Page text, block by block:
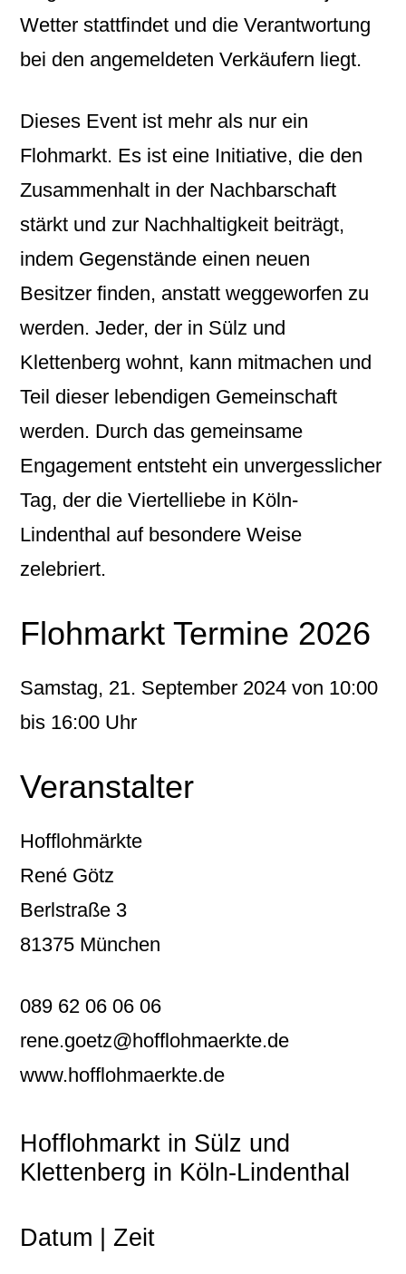
Wetter stattfindet und die Verantwortung
bei den angemeldeten Verkäufern liegt.
Dieses Event ist mehr als nur ein
Flohmarkt. Es ist eine Initiative, die den
Zusammenhalt in der Nachbarschaft
stärkt und zur Nachhaltigkeit beiträgt,
indem Gegenstände einen neuen
Besitzer finden, anstatt weggeworfen zu
werden. Jeder, der in Sülz und
Klettenberg wohnt, kann mitmachen und
Teil dieser lebendigen Gemeinschaft
werden. Durch das gemeinsame
Engagement entsteht ein unvergesslicher
Tag, der die Viertelliebe in Köln-
Lindenthal auf besondere Weise
zelebriert.
Flohmarkt Termine 2026
Samstag, 21. September 2024 von 10:00
bis 16:00 Uhr
Veranstalter
Hofflohmärkte
René Götz
Berlstraße 3
81375 München
089 62 06 06 06
rene.goetz@hofflohmaerkte.de
www.hofflohmaerkte.de
Hofflohmarkt in Sülz und
Klettenberg in Köln-Lindenthal
Datum | Zeit